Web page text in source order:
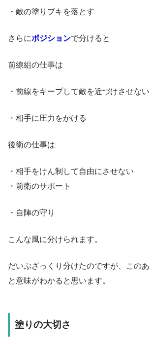
・敵の塗りブキを落とす
さらにポジションで分けると
前線組の仕事は
・前線をキープして敵を近づけさせない
・相手に圧力をかける
後衛の仕事は
・相手をけん制して自由にさせない
・前衛のサポート
・自陣の守り
こんな風に分けられます。
だいぶざっくり分けたのですが、この
と意味がわかると思います。
塗りの大切さ